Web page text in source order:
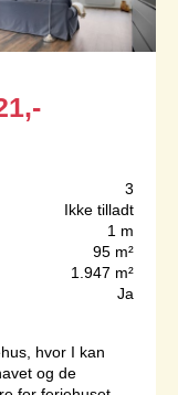
3
Ikke tilladt
1 m
95 m²
1.947 m²
Ja
hvor I kan
og de